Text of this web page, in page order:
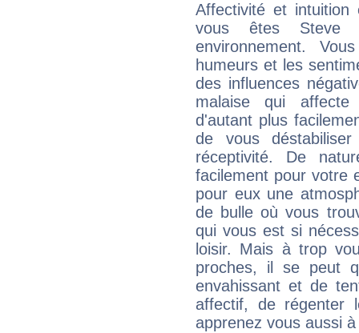
Affectivité et intuition
vous êtes Steve
environnement.
humeurs et les
des influences
malaise qui
d'autant plus
de vous
réceptivité. De
facilement pour votre
pour eux une
de bulle où vous
qui vous est si
loisir. Mais à trop
proches, il se peut
envahissant et de
affectif, de régenter
apprenez vous aussi